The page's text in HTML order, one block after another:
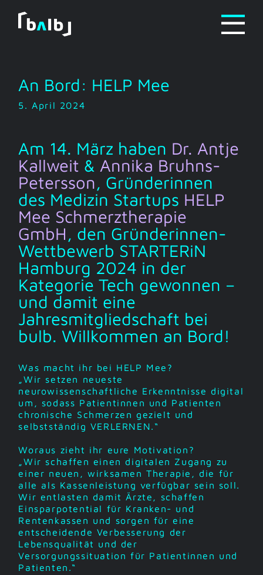
Inhalt
springen
An Bord: HELP Mee
5. April 2024
Am 14. März haben Dr. Antje
Kallweit & Annika Bruhns-
Petersson, Gründerinnen
des Medizin Startups HELP
Mee Schmerztherapie
GmbH , den Gründerinnen-
Wettbewerb STARTERiN
Hamburg 2024 in der
Kategorie Tech gewonnen –
und damit eine
Jahresmitgliedschaft bei
bulb. Willkommen an Bord!
Was macht ihr bei HELP Mee?
„Wir setzen neueste
neurowissenschaftliche Erkenntnisse digital
um, sodass Patientinnen und Patienten
chronische Schmerzen gezielt und
selbstständig VERLERNEN.“
Woraus zieht ihr eure Motivation?
„Wir schaffen einen digitalen Zugang zu
einer neuen, wirksamen Therapie, die für
alle als Kassenleistung verfügbar sein soll.
Wir entlasten damit Ärzte, schaffen
Einsparpotential für Kranken- und
Rentenkassen und sorgen für eine
entscheidende Verbesserung der
Lebensqualität und der
Versorgungssituation für Patientinnen und
Patienten.“